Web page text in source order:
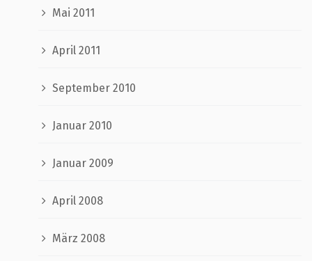
Mai 2011
April 2011
September 2010
Januar 2010
Januar 2009
April 2008
März 2008